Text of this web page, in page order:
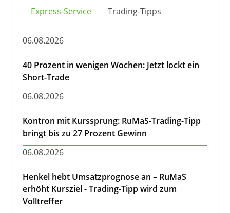
Express-Service Trading-Tipps
06.08.2026
40 Prozent in wenigen Wochen: Jetzt lockt ein
Short-Trade
06.08.2026
Kontron mit Kurssprung: RuMaS-Trading-Tipp
bringt bis zu 27 Prozent Gewinn
06.08.2026
Henkel hebt Umsatzprognose an – RuMaS
erhöht Kursziel - Trading-Tipp wird zum
Volltreffer